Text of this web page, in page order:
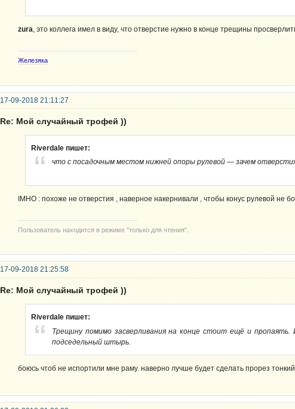
zura, это коллега имел в виду, что отверстие нужно в конце трещины
Железяка
17-09-2018 21:11:27
Re: Мой случайный трофей ))
Riverdale пишет:
что с посадочным местом нижней опоры рулевой — зачем
IMHO : похоже не отверстия , наверное накернивали , чтобы конус рулевой не
Пользователь находится в режиме "только для чтения".
17-09-2018 21:25:58
Re: Мой случайный трофей ))
Riverdale пишет:
Трещину помимо засверливания на конце стоит ещё и пропаять.
подседельный штырь.
боюсь чтоб не испортили мне раму. наверно лучше будет сделать прорез